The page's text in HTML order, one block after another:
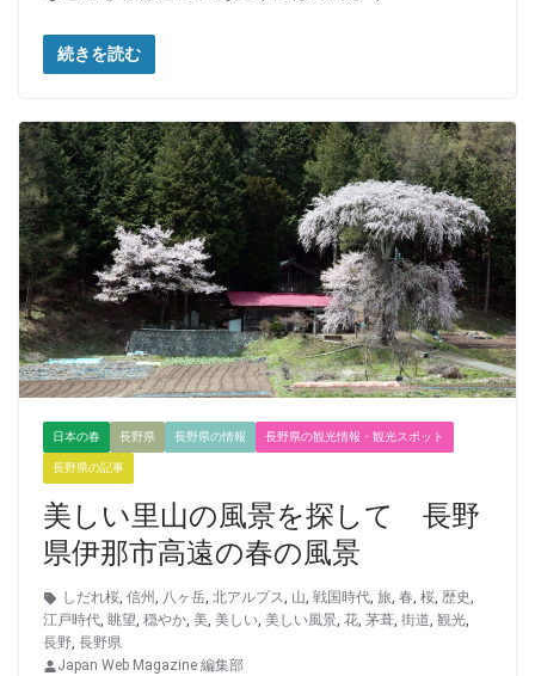
続きを読む
日本の春 長野県 長野県の情報 長野県の観光情報・観光スポット
長野県の記事
美しい里山の風景を探して 長野
県伊那市高遠の春の風景
しだれ桜, 信州 , 八ヶ岳, 北アルプス, 山, 戦国時代, 旅, 春, 桜, 歴史,
江戸時代, 眺望, 穏やか, 美, 美しい, 美しい風景, 花, 茅葺, 街道, 観光,
長野, 長野県
Japan Web Magazine 編集部